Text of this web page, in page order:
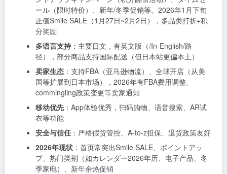
ール（限时特价）、新年/冬季促销等。2026年1月下旬
正值Smile SALE（1月27日~2月2日），多品类打折+积
分奖励
多语言支持 ：主要日文，有英文版（/In-English/路
径），部分商品支持国际配送（但日本站更偏本土）
卖家生态 ：支持FBA（亚马逊物流）、全球开店（从美
国等扩展到日本市场），2026年有FBA费用调整、
commingling政策变更等卖家通知
移动优先 ：App体验优秀，扫码购物、语音搜索、AR试
衣等功能
安全与信任 ：严格假货管控、A-to-z担保、退货政策友好
2026年现状 ：首页常突出Smile SALE、ポイントアッ
プ、热门类别（如カレンダー2026年历、电子产品、冬
季家电）、新年余热促销